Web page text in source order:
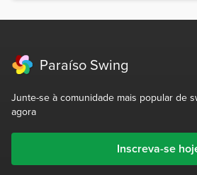
Paraíso Swing
Junte-se à comunidade mais popular de
agora
Inscreva-se